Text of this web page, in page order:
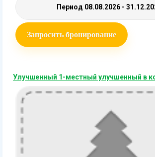
Период 08.08.2026 -
Запросить бронирование
Улучшенный 1-местный улучшенный в